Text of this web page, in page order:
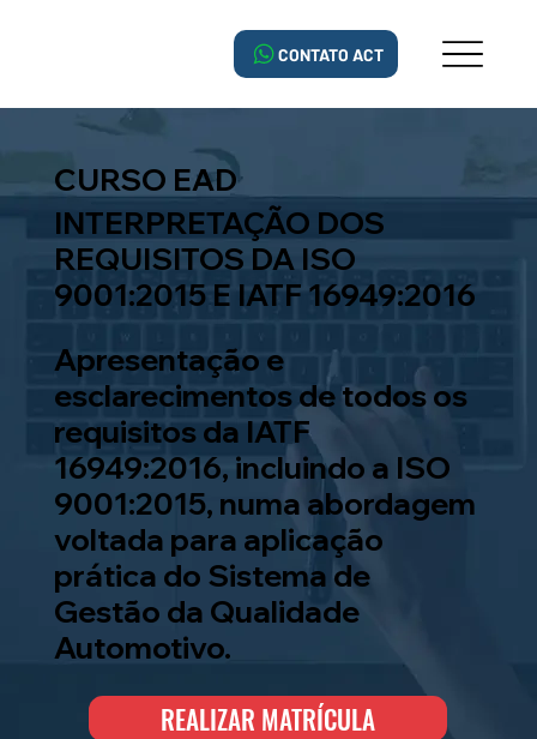
CONTATO ACT
CURSO EAD
INTERPRETAÇÃO DOS
REQUISITOS DA ISO
9001:2015 E IATF 16949:2016
Apresentação e
esclarecimentos de todos os
requisitos da IATF
16949:2016, incluindo a ISO
9001:2015, numa abordagem
voltada para aplicação
prática do Sistema de
Gestão da Qualidade
Automotivo.
REALIZAR MATRÍCULA